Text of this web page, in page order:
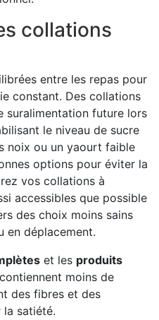
collations
entre les repas pour
constant. Des collations
suralimentation future lors
le niveau de sucre
noix ou un yaourt faible
options pour éviter la
vos collations à
accessibles que possible
des choix moins sains
en déplacement.
et les produits
moins de
des fibres et des
satiété.